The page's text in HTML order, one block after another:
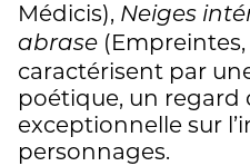
Médicis), Neiges
abrase (Empreintes,
caractérisent par
poétique, un regard
exceptionnelle sur
personnages.